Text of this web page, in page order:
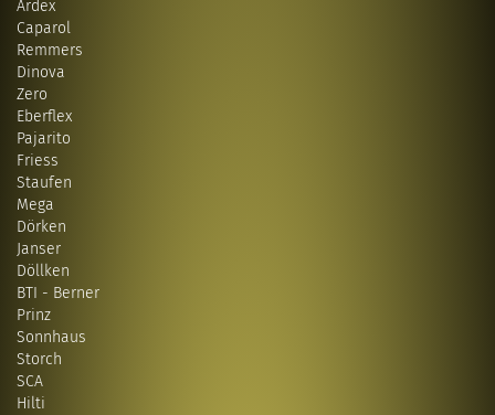
Ardex
Caparol
Remmers
Dinova
Zero
Eberflex
Pajarito
Friess
Staufen
Mega
Dörken
Janser
Döllken
BTI - Berner
Prinz
Sonnhaus
Storch
SCA
Hilti